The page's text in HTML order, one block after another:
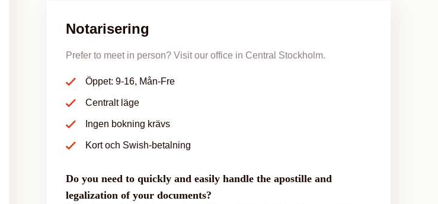
Notarisering
Prefer to meet in person? Visit our office in Central Stockholm.
Öppet: 9-16, Mån-Fre
Centralt läge
Ingen bokning krävs
Kort och Swish-betalning
Do you need to quickly and easily handle the apostille and
legalization of your documents?